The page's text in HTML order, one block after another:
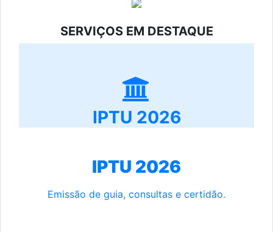
SERVIÇOS EM DESTAQUE
IPTU 2026
IPTU 2026
Emissão de guia, consultas e certidão.